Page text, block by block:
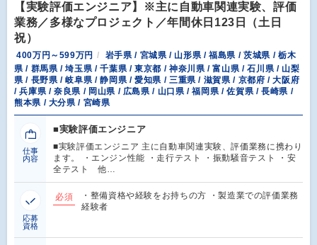
【実験評価エンジニア】※主に自動車関連実験、評価
業務／多様なプロジェクト／年間休日123日（土日
祝）
400万円～599万円
岩手県 / 宮城県 / 山形県 / 福島県 / 茨城県 / 栃木
県 / 群馬県 / 埼玉県 / 千葉県 / 東京都 / 神奈川県 / 富山県 / 石川県 / 山梨
県 / 長野県 / 岐阜県 / 静岡県 / 愛知県 / 三重県 / 滋賀県 / 京都府 / 大阪府
/ 兵庫県 / 奈良県 / 岡山県 / 広島県 / 山口県 / 福岡県 / 佐賀県 / 長崎県 /
熊本県 / 大分県 / 宮崎県
仕事
内容
■実験評価エンジニア
■実験評価エンジニア 主に自動車関連実験、評価業務に携わり
ます。 ・エンジン性能 ・走行テスト ・振動騒音テスト ・安
全テスト 他…
応募
資格
必須
・整備資格や経験をお持ちの方 ・製造業での評価業務
経験者